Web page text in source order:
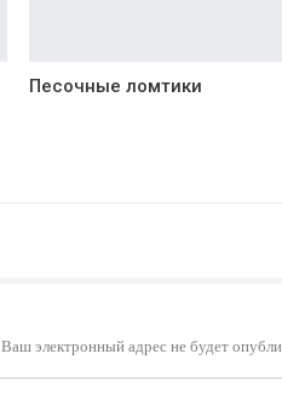
Песочные ломтики
Ваш электронный адрес не будет